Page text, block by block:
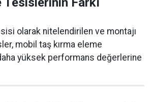
olarak nitelendirilen ve montajı
mobil taş kırma eleme
yüksek performans değerlerine